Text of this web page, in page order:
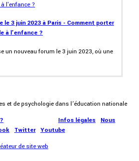
le 3 juin 2023 à Paris - Comment porter
à l'enfance ?
un nouveau forum le 3 juin 2023, où une
et de psychologie dans l’éducation nationale
Infos légales
Nous
Twitter| Youtube
de site web